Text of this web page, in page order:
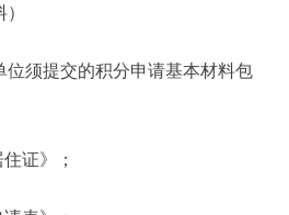
位须提交的积分申请基本材料包
证》；